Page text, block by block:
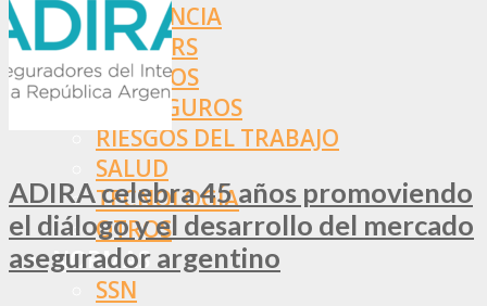
ASISTENCIA
BROKERS
SEGUROS
REASEGUROS
RIESGOS DEL TRABAJO
SALUD
TECNOLOGÍA
OTROS
NORMAS
SSN
ADIRA celebra 45 años promoviendo
el diálogo y el desarrollo del mercado
asegurador argentino